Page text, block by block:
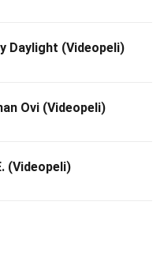
Daylight (Videopeli)
Ovi (Videopeli)
(Videopeli)